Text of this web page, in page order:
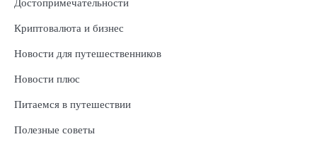
Криптовалюта и бизнес
Новости для путешественников
Новости плюс
Питаемся в путешествии
Полезные советы